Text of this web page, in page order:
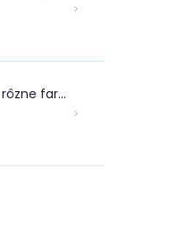
Rischino vak na nosič - rôzne farby